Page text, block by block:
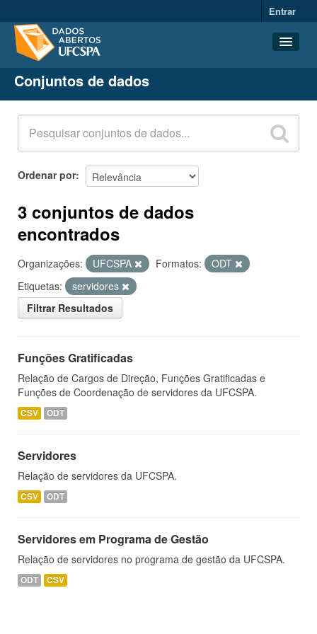
Entrar
Conjuntos de dados
Organizações
Grupos
Sobre
Conjuntos de dados
Ordenar por
3 conjuntos de dados
encontrados
Organizações: UFCSPA Formatos:
ODT
Etiquetas:
servidores
Filtrar Resultados
Funções Gratificadas
Relação de Cargos de Direção, Funções Gratificadas e
Funções de Coordenação de servidores da UFCSPA.
CSV ODT
Servidores
Relação de servidores da UFCSPA.
CSV ODT
Servidores em Programa de Gestão
Relação de servidores no programa de gestão da UFCSPA.
ODT CSV